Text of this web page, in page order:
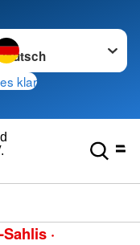
wechseln zu
klar
Sahlis ·